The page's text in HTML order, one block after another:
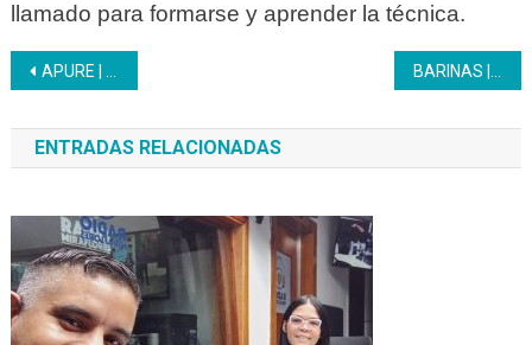
llamado para formarse y aprender la técnica.
Navegación
de
entradas
APURE | Avanza el Plan de Atención Formativa Comunal del Inces
ENTRADAS RELACIONADAS